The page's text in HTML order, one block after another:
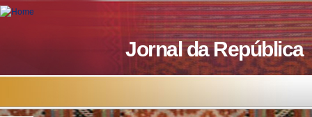
Skip to main content
Jornal da República